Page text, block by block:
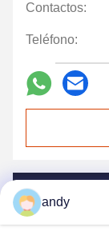
Contactos:
Teléfono:
Envíanos
andy